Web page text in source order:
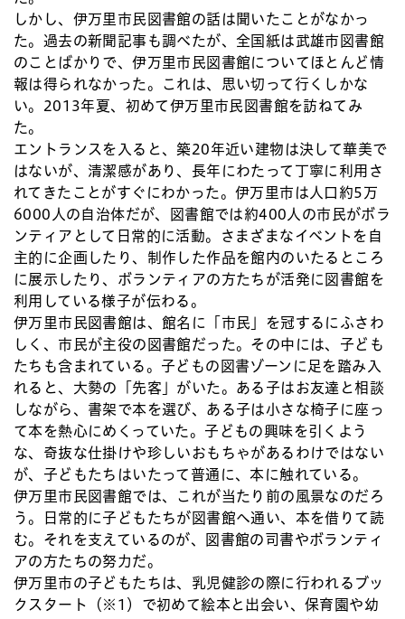
しかし、伊万里市民図書館の話は聞いたことがなかっ
た。過去の新聞記事も調べたが、全国紙は武雄市図書館
のことばかりで、伊万里市民図書館についてほとんど情
報は得られなかった。これは、思い切って行くしかな
い。2013年夏、初めて伊万里市民図書館を訪ねてみ
た。
エントランスを入ると、築20年近い建物は決して華美で
はないが、清潔感があり、長年にわたって丁寧に利用さ
れてきたことがすぐにわかった。伊万里市は人口約5万
6000人の自治体だが、図書館では約400人の市民がボラ
ンティアとして日常的に活動。さまざまなイベントを自
主的に企画したり、制作した作品を館内のいたるところ
に展示したり、ボランティアの方たちが活発に図書館を
利用している様子が伝わる。
伊万里市民図書館は、館名に「市民」を冠するにふさわ
しく、市民が主役の図書館だった。その中には、子ども
たちも含まれている。子どもの図書ゾーンに足を踏み入
れると、大勢の「先客」がいた。ある子はお友達と相談
しながら、書架で本を選び、ある子は小さな椅子に座っ
て本を熱心にめくっていた。子どもの興味を引くよう
な、奇抜な仕掛けや珍しいおもちゃがあるわけではない
が、子どもたちはいたって普通に、本に触れている。
伊万里市民図書館では、これが当たり前の風景なのだろ
う。日常的に子どもたちが図書館へ通い、本を借りて読
む。それを支えているのが、図書館の司書やボランティ
アの方たちの努力だ。
伊万里市の子どもたちは、乳児健診の際に行われるブッ
クスタート（※1）で初めて絵本と出会い、保育園や幼